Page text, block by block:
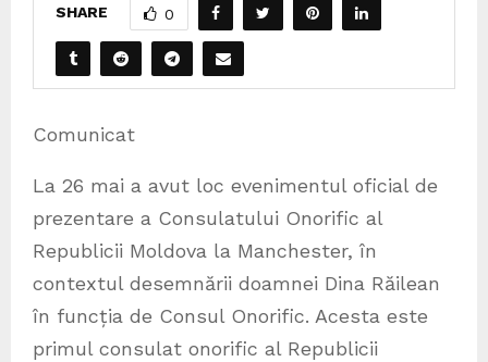
SHARE 0
Comunicat
La 26 mai a avut loc evenimentul oficial de
prezentare a Consulatului Onorific al
Republicii Moldova la Manchester, în
contextul desemnării doamnei Dina Răilean
în funcția de Consul Onorific. Acesta este
primul consulat onorific al Republicii